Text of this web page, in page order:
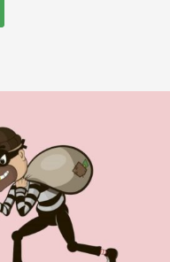
все, что связано с
организацией и